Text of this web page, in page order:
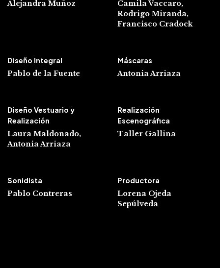
Alejandra Muñoz
Camila Vaccaro,
Rodrigo Miranda,
Francisco Cradock
Diseño Integral
Pablo de la Fuente
Máscaras
Antonia Arriaza
Diseño Vestuario y
Realización
Laura Maldonado,
Antonia Arriaza
Realización
Escenográfica
Taller Gallina
Sonidista
Pablo Contreras
Productora
Lorena Ojeda
Sepúlveda